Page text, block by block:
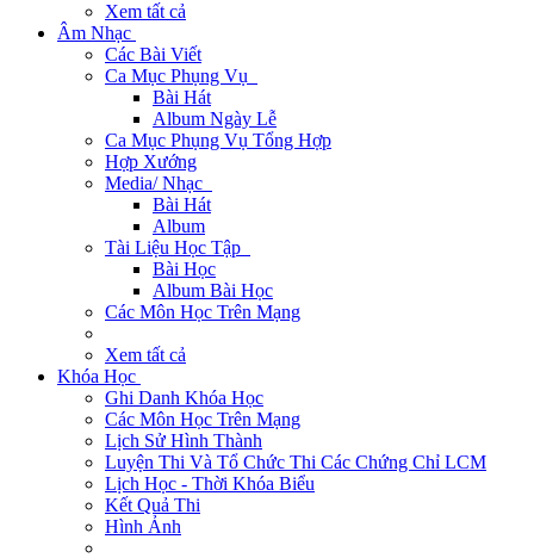
Xem tất cả
Âm Nhạc
Các Bài Viết
Ca Mục Phụng Vụ
Bài Hát
Album Ngày Lễ
Ca Mục Phụng Vụ Tổng Hợp
Hợp Xướng
Media/ Nhạc
Bài Hát
Album
Tài Liệu Học Tập
Bài Học
Album Bài Học
Các Môn Học Trên Mạng
Xem tất cả
Khóa Học
Ghi Danh Khóa Học
Các Môn Học Trên Mạng
Lịch Sử Hình Thành
Luyện Thi Và Tổ Chức Thi Các Chứng Chỉ LCM
Lịch Học - Thời Khóa Biểu
Kết Quả Thi
Hình Ảnh